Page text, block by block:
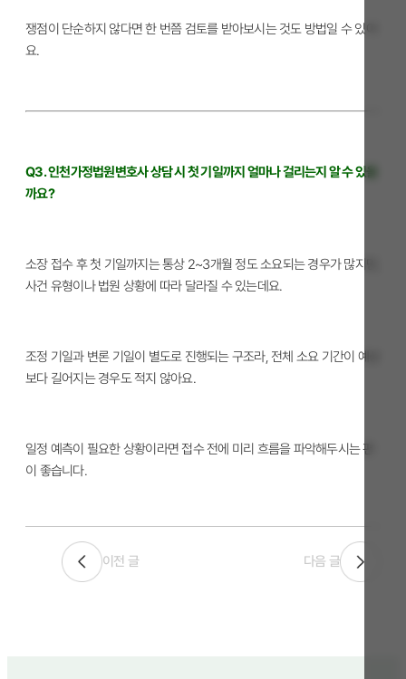
쟁점이 단순하지 않다면 한 번쯤 검토를 받아보시는 것도 방법일 수 있어
요.
Q3. 인천가정법원변호사 상담 시 첫 기일까지 얼마나 걸리는지 알 수 있을
까요?
소장 접수 후 첫 기일까지는 통상 2~3개월 정도 소요되는 경우가 많지만,
사건 유형이나 법원 상황에 따라 달라질 수 있는데요.
조정 기일과 변론 기일이 별도로 진행되는 구조라, 전체 소요 기간이 예상
보다 길어지는 경우도 적지 않아요.
일정 예측이 필요한 상황이라면 접수 전에 미리 흐름을 파악해두시는 편
이 좋습니다.
이전 글 다음 글